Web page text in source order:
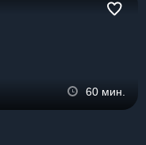
60 мин.